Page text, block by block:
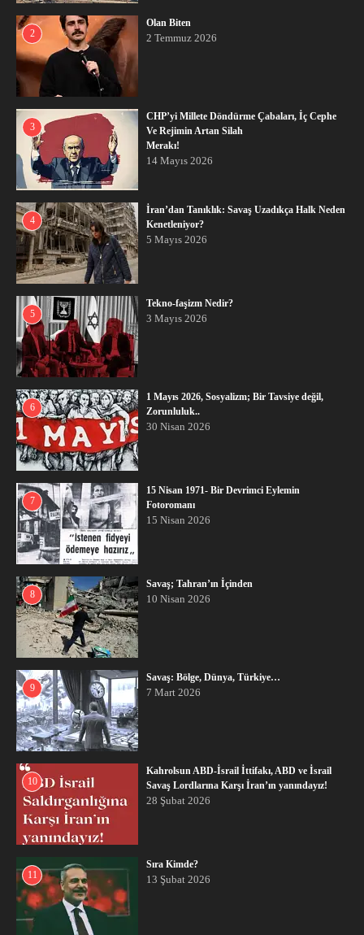
2
Olan Biten
2 Temmuz 2026
3
CHP’yi Millete Döndürme Çabaları, İç Cephe
Ve Rejimin Artan Silah
Merakı!
14 Mayıs 2026
4
İran’dan Tanıklık: Savaş Uzadıkça Halk Neden
Kenetleniyor?
5 Mayıs 2026
5
Tekno-faşizm Nedir?
3 Mayıs 2026
6
1 Mayıs 2026, Sosyalizm; Bir Tavsiye değil,
Zorunluluk..
30 Nisan 2026
7
15 Nisan 1971- Bir Devrimci Eylemin
Fotoromanı
15 Nisan 2026
8
Savaş; Tahran’ın İçinden
10 Nisan 2026
9
Savaş: Bölge, Dünya, Türkiye…
7 Mart 2026
10
Kahrolsun ABD-İsrail İttifakı, ABD ve İsrail
Savaş Lordlarına Karşı İran’ın yanındayız!
28 Şubat 2026
11
Sıra Kimde?
13 Şubat 2026